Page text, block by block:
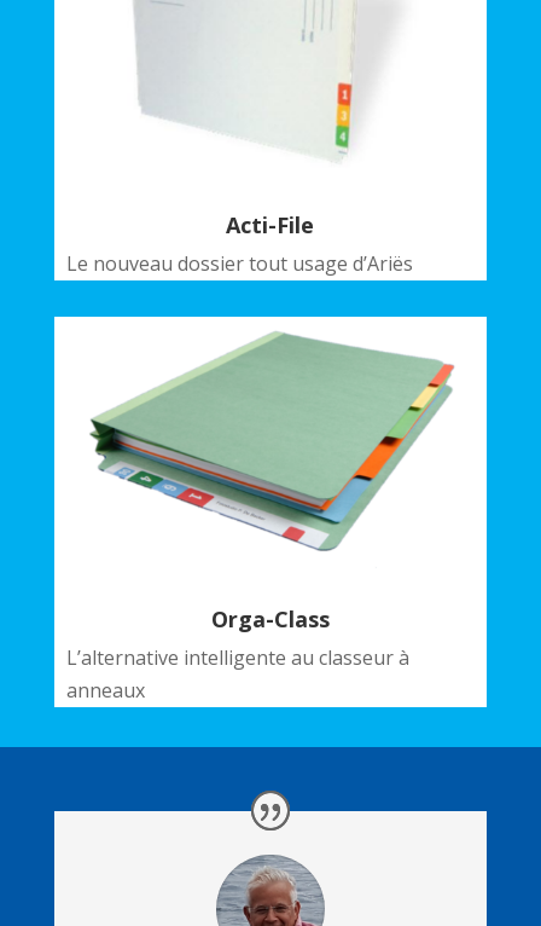
Acti-File
Le nouveau dossier tout usage d’Ariës
Orga-Class
L’alternative intelligente au classeur à
anneaux